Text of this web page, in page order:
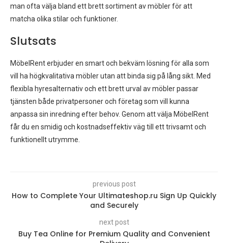
man ofta välja bland ett brett sortiment av möbler för att
matcha olika stilar och funktioner.
Slutsats
MöbelRent erbjuder en smart och bekväm lösning för alla som
vill ha högkvalitativa möbler utan att binda sig på lång sikt. Med
flexibla hyresalternativ och ett brett urval av möbler passar
tjänsten både privatpersoner och företag som vill kunna
anpassa sin inredning efter behov. Genom att välja MöbelRent
får du en smidig och kostnadseffektiv väg till ett trivsamt och
funktionellt utrymme.
previous post
How to Complete Your Ultimateshop.ru Sign Up Quickly
and Securely
next post
Buy Tea Online for Premium Quality and Convenient